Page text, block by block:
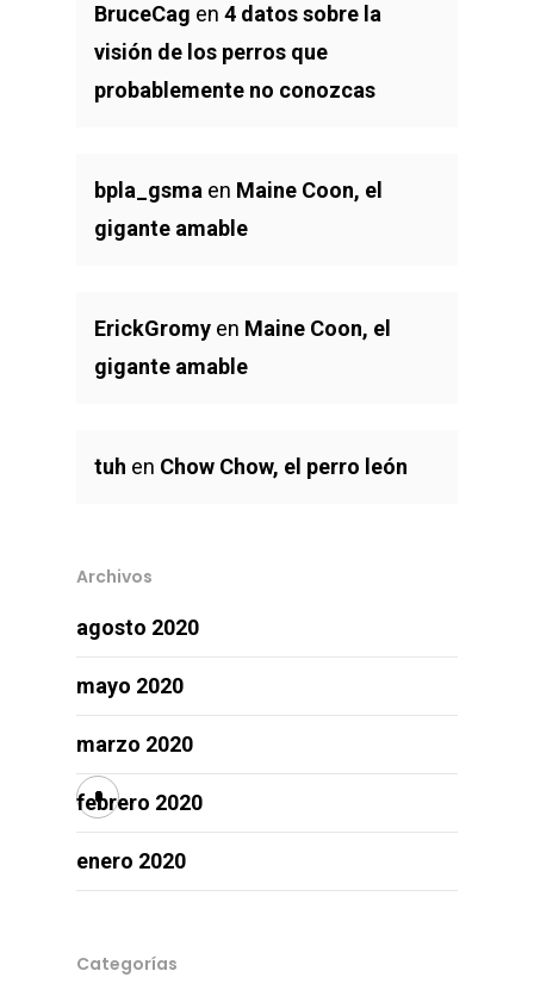
BruceCag en 4 datos sobre la
visión de los perros que
probablemente no conozcas
bpla_gsma en Maine Coon, el
gigante amable
ErickGromy en Maine Coon, el
gigante amable
tuh en Chow Chow, el perro león
Archivos
agosto 2020
mayo 2020
marzo 2020
febrero 2020
enero 2020
Categorías